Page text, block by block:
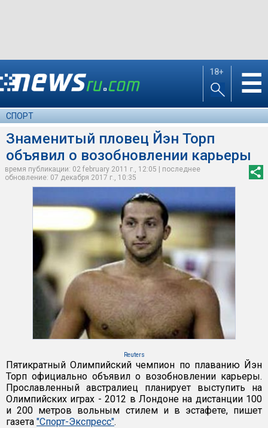
18+ ☰
СПОРТ
Знаменитый пловец Йэн Торп
объявил о возобновлении карьеры
время публикации: 02 february 2011 г., 12:05 | последнее
обновление: 07 декабря 2017 г., 10:35
Reuters
Пятикратный Олимпийский чемпион по плаванию Йэн
Торп официально объявил о возобновлении карьеры.
Прославленный австралиец планирует выступить на
Олимпийских играх - 2012 в Лондоне на дистанции 100
и 200 метров вольным стилем и в эстафете, пишет
газета "Спорт-Экспресс".